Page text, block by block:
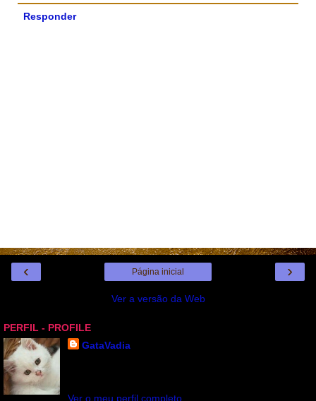
Responder
‹ ›
Página inicial
Ver a versão da Web
PERFIL - PROFILE
GataVadia
Ver o meu perfil completo